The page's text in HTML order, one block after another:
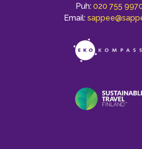
Puh: 020 755
Email: